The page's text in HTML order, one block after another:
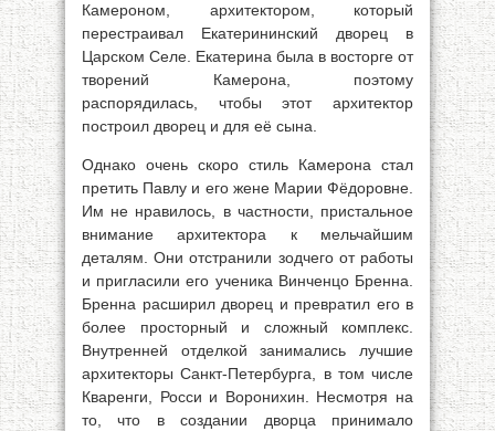
Камероном, архитектором, который
перестраивал Екатерининский дворец в
Царском Селе. Екатерина была в восторге от
творений Камерона, поэтому
распорядилась, чтобы этот архитектор
построил дворец и для её сына.
Однако очень скоро стиль Камерона стал
претить Павлу и его жене Марии Фёдоровне.
Им не нравилось, в частности, пристальное
внимание архитектора к мельчайшим
деталям. Они отстранили зодчего от работы
и пригласили его ученика Винченцо Бренна.
Бренна расширил дворец и превратил его в
более просторный и сложный комплекс.
Внутренней отделкой занимались лучшие
архитекторы Санкт-Петербурга, в том числе
Кваренги, Росси и Воронихин. Несмотря на
то, что в создании дворца принимало